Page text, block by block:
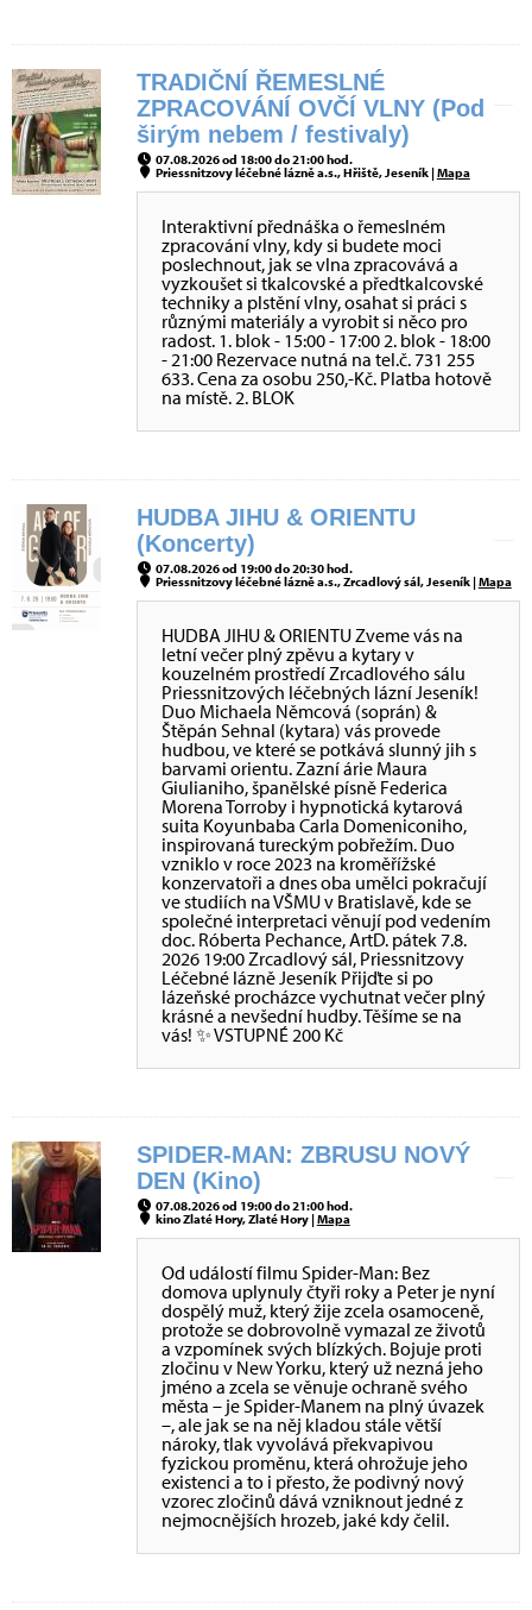
TRADIČNÍ ŘEMESLNÉ
ZPRACOVÁNÍ OVČÍ VLNY (Pod
širým nebem / festivaly)
07.08.2026 od 18:00 do 21:00 hod.
Priessnitzovy léčebné lázně a.s., Hřiště, Jeseník |Mapa
Interaktivní přednáška o řemeslném
zpracování vlny, kdy si budete moci
poslechnout, jak se vlna zpracovává a
vyzkoušet si tkalcovské a předtkalcovské
techniky a plstění vlny, osahat si práci s
různými materiály a vyrobit si něco pro
radost. 1. blok - 15:00 - 17:00 2. blok - 18:00
- 21:00 Rezervace nutná na tel.č. 731 255
633. Cena za osobu 250,-Kč. Platba hotově
na místě. 2. BLOK
HUDBA JIHU & ORIENTU
(Koncerty)
07.08.2026 od 19:00 do 20:30 hod.
Priessnitzovy léčebné lázně a.s., Zrcadlový sál, Jeseník |Mapa
HUDBA JIHU & ORIENTU Zveme vás na
letní večer plný zpěvu a kytary v
kouzelném prostředí Zrcadlového sálu
Priessnitzových léčebných lázní Jeseník!
Duo Michaela Němcová (soprán) &
Štěpán Sehnal (kytara) vás provede
hudbou, ve které se potkává slunný jih s
barvami orientu. Zazní árie Maura
Giulianiho, španělské písně Federica
Morena Torroby i hypnotická kytarová
suita Koyunbaba Carla Domeniconiho,
inspirovaná tureckým pobřežím. Duo
vzniklo v roce 2023 na kroměřížské
konzervatoři a dnes oba umělci pokračují
ve studiích na VŠMU v Bratislavě, kde se
společné interpretaci věnují pod vedením
doc. Róberta Pechance, ArtD. pátek 7.8.
2026 19:00 Zrcadlový sál, Priessnitzovy
Léčebné lázně Jeseník Přijďte si po
lázeňské procházce vychutnat večer plný
krásné a nevšední hudby. Těšíme se na
vás! ✨ VSTUPNÉ 200 Kč
SPIDER-MAN: ZBRUSU NOVÝ
DEN (Kino)
07.08.2026 od 19:00 do 21:00 hod.
kino Zlaté Hory, Zlaté Hory |Mapa
Od událostí filmu Spider-Man: Bez
domova uplynuly čtyři roky a Peter je nyní
dospělý muž, který žije zcela osamoceně,
protože se dobrovolně vymazal ze životů
a vzpomínek svých blízkých. Bojuje proti
zločinu v New Yorku, který už nezná jeho
jméno a zcela se věnuje ochraně svého
města – je Spider-Manem na plný úvazek
–, ale jak se na něj kladou stále větší
nároky, tlak vyvolává překvapivou
fyzickou proměnu, která ohrožuje jeho
existenci a to i přesto, že podivný nový
vzorec zločinů dává vzniknout jedné z
nejmocnějších hrozeb, jaké kdy čelil.